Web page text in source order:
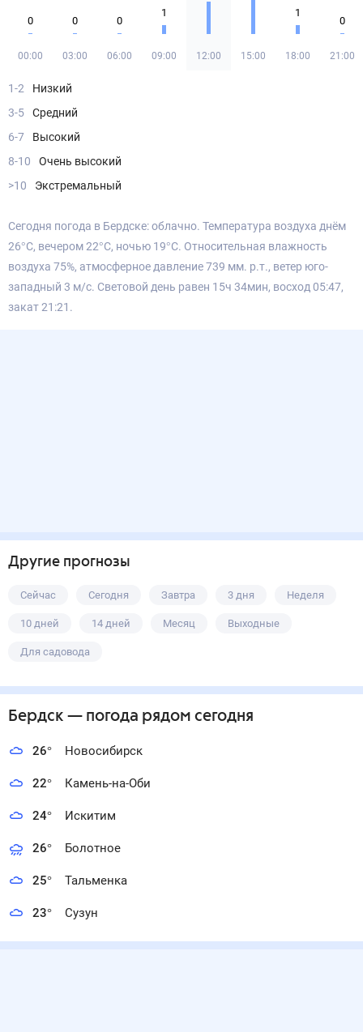
0
00:00
0
03:00
0
06:00
1
09:00 12:00 15:00
1
18:00
0
21:00
1-2
Низкий
3-5
Средний
6-7
Высокий
8-10
Очень высокий
>10
Экстремальный
Сегодня погода в Бердске: облачно. Температура воздуха днём
26°С, вечером 22°С, ночью 19°С. Относительная влажность
воздуха 75%, атмосферное давление 739 мм. р.т., ветер юго-
западный 3 м/с. Световой день равен 15ч 34мин, восход 05:47,
закат 21:21.
Другие прогнозы
Сейчас Сегодня Завтра 3 дня Неделя
10 дней 14 дней Месяц Выходные
Для садовода
Бердск — погода рядом сегодня
26° Новосибирск
22° Камень-на-Оби
24° Искитим
26° Болотное
25° Тальменка
23° Сузун